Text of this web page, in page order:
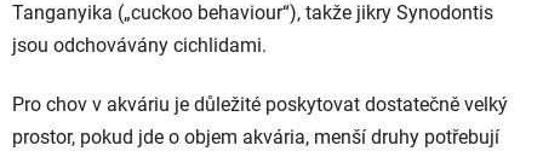
Tanganyika („cuckoo behaviour“), takže jikry Synodontis
jsou odchovávány cichlidami.
Pro chov v akváriu je důležité poskytovat dostatečně velký
prostor, pokud jde o objem akvária, menší druhy potřebují